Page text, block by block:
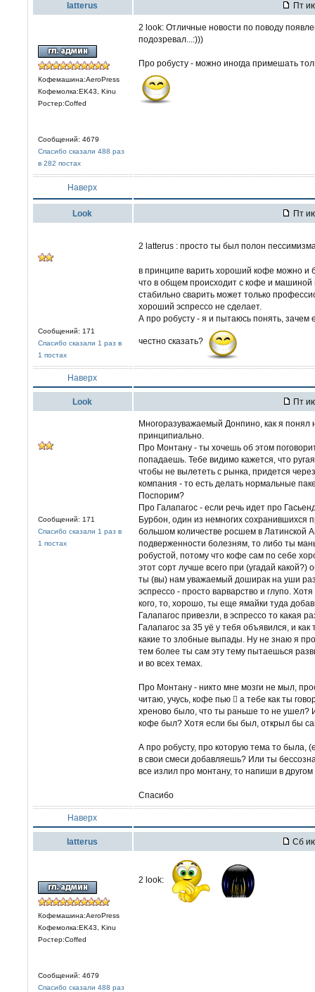
latterus Пт
Кофемашина:AeroPress
Кофемолка:EK43, Kinu
Ростер:Coffed
Сообщений: 4679
Спасибо сказали 488 раз
в 282 постах
2 look: Отличные новости по поводу
подозревал...:)))
Про робусту - можно иногда примешать
Наверх
Look Пт
Сообщений: 171
Спасибо сказали 1 раз в
1 постах
2 latterus : просто ты был полон
в принципе варить хороший кофе можно и
что в общем происходит с кофе и машиной
стабильно сварить может только
хороший эспрессо не сделает.
А про робусту - я и пытаюсь понять,
честно сказать?
Наверх
Look Пт
Сообщений: 171
Спасибо сказали 1 раз в
1 постах
Многоразуважаемый Донпино, как я
принципиально.
Про Монтану - ты хочешь об этом
попадаешь. Тебе видимо кажется, что
чтобы не вылететь с рынка, придется
компания - то есть делать нормальные
Поспорим?
Про Галапагос - если речь идет про
Бурбон, один из немногих сохранившихся
большом количестве росшем в Латинской
подверженности болезням, то либо ты
робустой, потому что кофе сам по себе
этот сорт лучше всего при (угадай
ты (вы) нам уважаемый доширак на уши
эспрессо - просто варварство и глупо.
кого, то, хорошо, ты еще ямайки туда
Галапагос привезли, в эспрессо то какая
Галапагос за 35 уё у тебя объявился, и
какие то злобные выпады. Ну не знаю я
тем более ты сам эту тему пытаешься
и во всех темах.
Про Монтану - никто мне мозги не мыл,
читаю, учусь, кофе пью  а тебе как ты
хреново было, что ты раньше то не ушел?
кофе был? Хотя если бы был, открыл бы
А про робусту, про которую тема то была,
в свои смеси добавляешь? Или ты
все излил про монтану, то напиши в
Спасибо
Наверх
latterus Сб
Кофемашина:AeroPress
Кофемолка:EK43, Kinu
Ростер:Coffed
Сообщений: 4679
Спасибо сказали 488 раз
2 look: